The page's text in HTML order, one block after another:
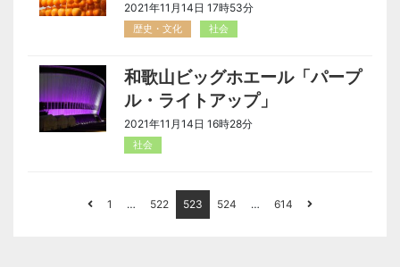
2021年11月14日 17時53分
歴史・文化 社会
和歌山ビッグホエール「パープ
ル・ライトアップ」
2021年11月14日 16時28分
社会
1 … 522 523 524 … 614